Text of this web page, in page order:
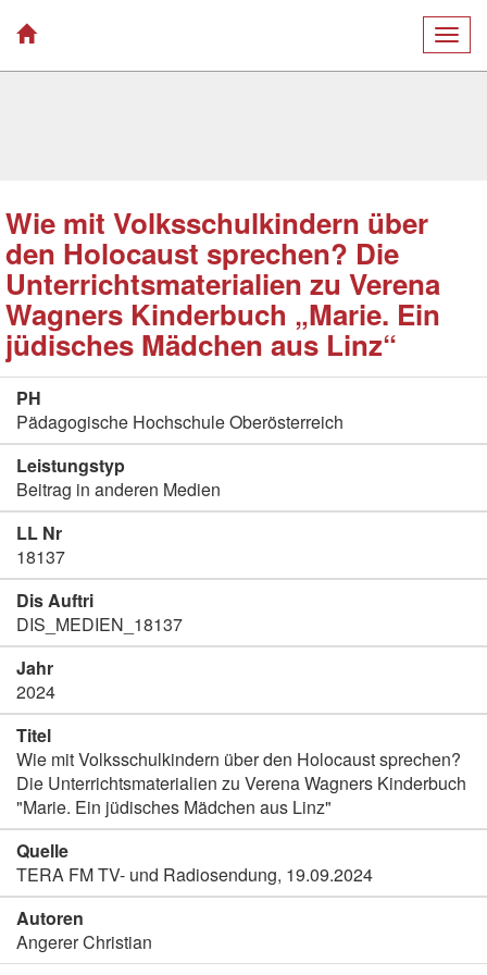
Wie mit Volksschulkindern über
den Holocaust sprechen? Die
Unterrichtsmaterialien zu Verena
Wagners Kinderbuch „Marie. Ein
jüdisches Mädchen aus Linz“
PH
Pädagogische Hochschule Oberösterreich
Leistungstyp
Beitrag in anderen Medien
LL Nr
18137
Dis Auftri
DIS_MEDIEN_18137
Jahr
2024
Titel
Wie mit Volksschulkindern über den Holocaust sprechen?
Die Unterrichtsmaterialien zu Verena Wagners Kinderbuch
"Marie. Ein jüdisches Mädchen aus Linz"
Quelle
TERA FM TV- und Radiosendung, 19.09.2024
Autoren
Angerer Christian